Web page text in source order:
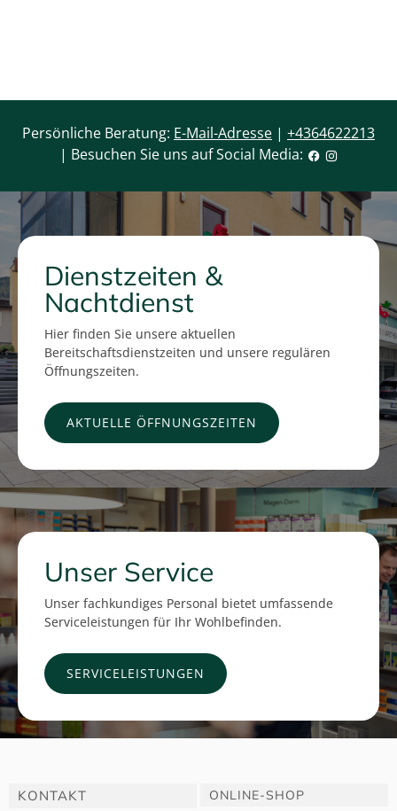
Persönliche Beratung: E-Mail-Adresse | +4364622213
| Besuchen Sie uns auf Social Media:
Dienstzeiten &
Nachtdienst
Hier finden Sie unsere aktuellen
Bereitschaftsdienstzeiten und unsere regulären
Öffnungszeiten.
AKTUELLE ÖFFNUNGSZEITEN
Unser Service
Unser fachkundiges Personal bietet umfassende
Serviceleistungen für Ihr Wohlbefinden.
SERVICELEISTUNGEN
KONTAKT ONLINE-SHOP